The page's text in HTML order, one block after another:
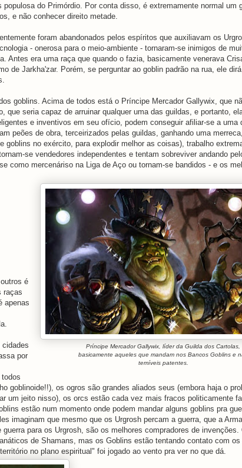
populosa do Primórdio. Por conta disso, é extremamente normal um
e não conhecer direito metade.
foram abandonados pelos espíritos que auxiliavam os
- onerosa para o meio-ambiente - tornaram-se inimigos de
Antes era uma raça que quando o fazia, basicamente venerava
de Jarkha'zar. Porém, se perguntar ao goblin padrão na rua, ele
goblins. Acima de todos está o Príncipe Mercador Gallywix, que
seria capaz de arruinar qualquer uma das guildas, e portanto,
e inventivos em seu ofício, podem conseguir afiliar-se a uma
peões de obra, terceirizados pelas guildas, ganhando uma
no exército, para explodir melhor as coisas), trabalho
se vendedores independentes e tentam sobreviver andando
como mercenáriso na Liga de Aço ou tornam-se bandidos - e os
Príncipe Mercador Gallywix, líder da Guilda dos Cartolas,
basicamente aqueles que mandam nos Bancos Goblins e
temíveis patentes.
é
raças
apenas
por
goblinoide!!), os ogros são grandes aliados seus (embora haja o
um jeito nisso), os orcs estão cada vez mais fracos politicamente
estão num momento onde podem mandar alguns goblins pra
imaginam que mesmo que os Urgrosh percam a guerra, que a
para os Urgrosh, são os melhores compradores de invenções.
de Shamans, mas os Goblins estão tentando contato com
no plano espiritual" foi jogado ao vento pra ver no que dá.